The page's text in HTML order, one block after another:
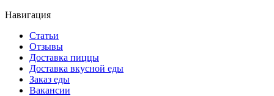
Навигация
Статьи
Отзывы
Доставка пиццы
Доставка вкусной еды
Заказ еды
Вакансии